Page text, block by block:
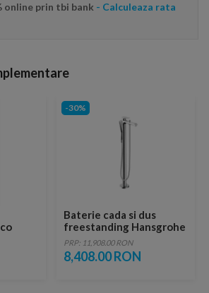
online prin tbi bank - Calculeaza rata
-30%
Baterie cada si dus
freestanding Hansgrohe
Metris
PRP: 11,908.00 RON
8,408.00 RON